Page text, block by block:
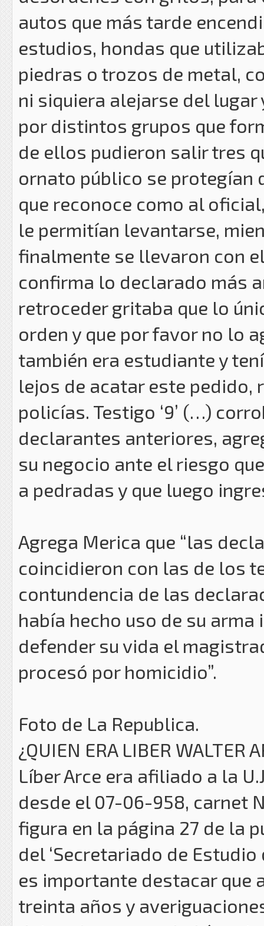
autos que más tarde
estudios, hondas que
piedras o trozos de metal,
ni siquiera alejarse del
por distintos grupos que
de ellos pudieron salir tres
ornato público se protegían
que reconoce como al
le permitían levantarse,
finalmente se llevaron con
confirma lo declarado más
retroceder gritaba que lo
orden y que por favor no lo
también era estudiante y
lejos de acatar este
policías. Testigo ‘9’ (…)
declarantes anteriores,
su negocio ante el riesgo
a pedradas y que luego
Agrega Merica que “las
coincidieron con las de los
contundencia de las
había hecho uso de su
defender su vida el
procesó por homicidio”.
Foto de La Republica.
¿QUIEN ERA LIBER WALTER
Líber Arce era afiliado a la
desde el 07-06-958, carnet
figura en la página 27 de la
del ‘Secretariado de Estudio
es importante destacar que
treinta años y